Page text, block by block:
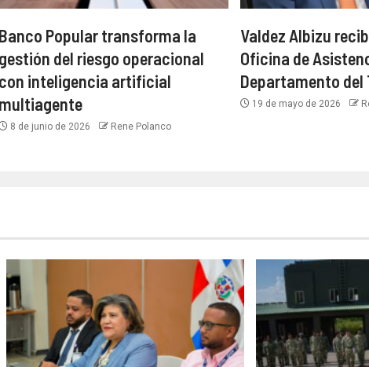
Banco Popular transforma la
gestión del riesgo operacional
con inteligencia artificial
multiagente
8 de junio de 2026 Rene Polanco
Valdez Albizu
Oficina de
Departamento del
19 de mayo de 2026